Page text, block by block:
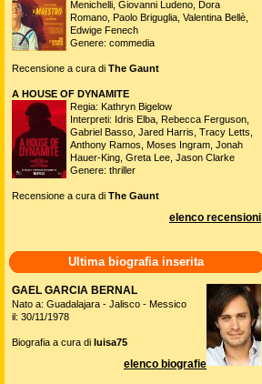
Menichelli, Giovanni Ludeno, Dora
Romano, Paolo Briguglia, Valentina Bellè,
Edwige Fenech
Genere: commedia
Recensione a cura di The Gaunt
A HOUSE OF DYNAMITE
Regia: Kathryn Bigelow
Interpreti: Idris Elba, Rebecca Ferguson,
Gabriel Basso, Jared Harris, Tracy Letts,
Anthony Ramos, Moses Ingram, Jonah
Hauer-King, Greta Lee, Jason Clarke
Genere: thriller
Recensione a cura di The Gaunt
elenco recensioni
Ultima biografia inserita
GAEL GARCIA BERNAL
Nato a: Guadalajara - Jalisco - Messico
il: 30/11/1978
Biografia a cura di luisa75
elenco biografie